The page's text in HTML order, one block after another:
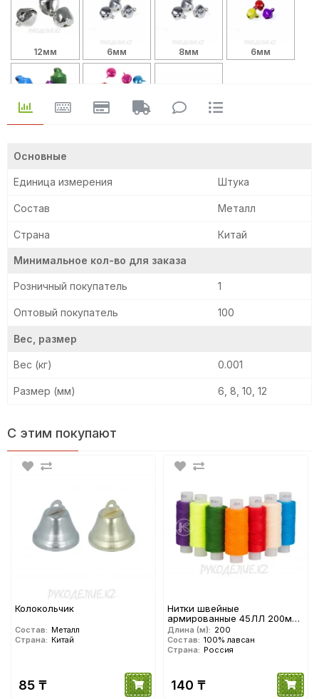
Основные
Единица измерения Штука
Состав Металл
Страна Китай
Минимальное кол-во для заказа
Розничный покупатель 1
Оптовый покупатель 100
Вес, размер
Вес (кг) 0.001
Размер (мм) 6, 8, 10, 12
12мм 6мм 8мм 6мм
С этим покупают
Колокольчик
Состав: Металл
Страна: Китай
85 ₸
Нитки швейные
армированные 45ЛЛ 200м
ПНК им. Кирова
Длина (м): 200
Состав: 100% лавсан
Страна: Россия
140 ₸